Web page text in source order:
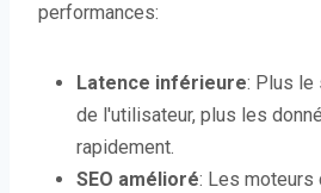
performances:
Latence inférieure: Plus le
de l'utilisateur, plus les
rapidement.
SEO amélioré: Les moteurs